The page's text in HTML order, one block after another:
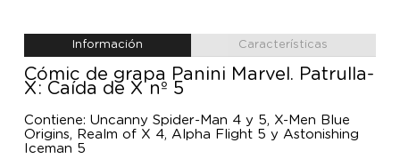
Información Características
Cómic de grapa Panini Marvel. Patrulla-
X: Caída de X nº 5
Contiene: Uncanny Spider-Man 4 y 5, X-Men Blue
Origins, Realm of X 4, Alpha Flight 5 y Astonishing
Iceman 5